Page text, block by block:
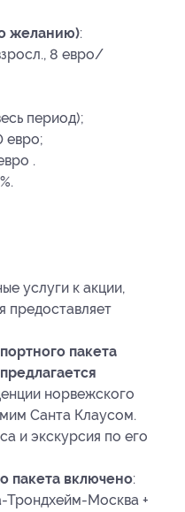
желанию):
8 евро/
период);
евро;
.
услуги к акции,
предоставляет
пакета
норвежского
Санта Клаусом.
и экскурсия по его
пакета включено:
Трондхейм-Москва +